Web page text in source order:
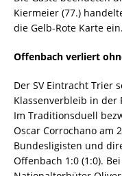
Kiermeier (77.)
die Gelb-Rote Karte ein.
Offenbach verliert
Der SV Eintracht Trier
Klassenverbleib in der
Im Traditionsduell
Oscar Corrochano am
Bundesligisten und
Offenbach 1:0 (1:0).